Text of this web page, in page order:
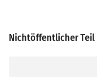
Nichtöffentlicher Teil